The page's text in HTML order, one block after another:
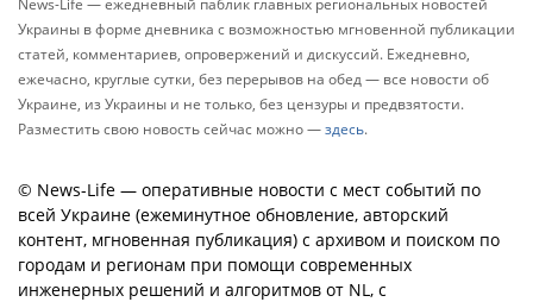
News-Life — ежедневный паблик главных региональных новостей
Украины в форме дневника с возможностью мгновенной публикации
статей, комментариев, опровержений и дискуссий. Ежедневно,
ежечасно, круглые сутки, без перерывов на обед — все новости об
Украине, из Украины и не только, без цензуры и предвзятости.
Разместить свою новость сейчас можно —здесь.
© News-Life — оперативные новости с мест событий по
всей Украине (ежеминутное обновление, авторский
контент, мгновенная публикация) с архивом и поиском по
городам и регионам при помощи современных
инженерных решений и алгоритмов от NL, с